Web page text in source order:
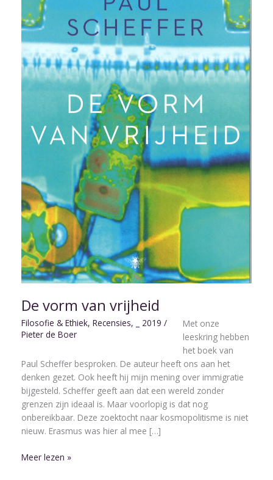
De vorm van vrijheid
Filosofie & Ethiek, Recensies, _ 2019 /
Pieter de Boer
Met onze
leeskring hebben
het boek van
Paul Scheffer besproken. De auteur heeft ons aan het
denken gezet. Ook heeft hij mijn mening over immigratie
bijgesteld. Scheffer geeft aan dat een wereld zonder
grenzen zijn ideaal is. Maar voorlopig is dat nog
onbereikbaar. Deze zoektocht naar kosmopolitisme is niet
nieuw. Erasmus was hier al mee […]
Meer lezen »